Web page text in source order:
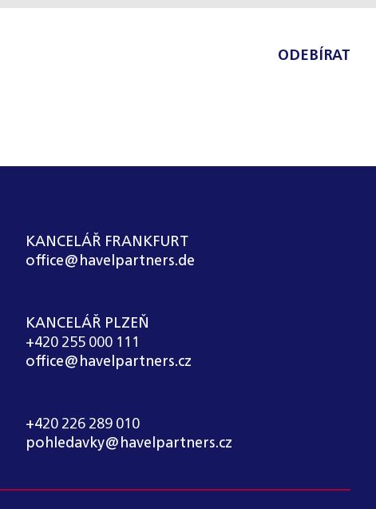
ODEBÍRAT
KANCELÁŘ FRANKFURT
office@havelpartners.de
KANCELÁŘ PLZEŇ
+420 255 000 111
office@havelpartners.cz
+420 226 289 010
pohledavky@havelpartners.cz